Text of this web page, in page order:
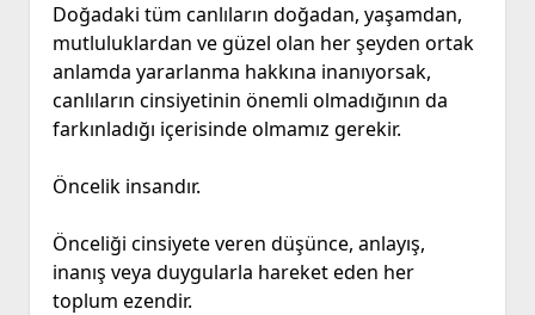
Doğadaki tüm canlıların doğadan, yaşamdan,
mutluluklardan ve güzel olan her şeyden ortak
anlamda yararlanma hakkına inanıyorsak,
canlıların cinsiyetinin önemli olmadığının da
farkınladığı içerisinde olmamız gerekir.
Öncelik insandır.
Önceliği cinsiyete veren düşünce, anlayış,
inanış veya duygularla hareket eden her
toplum ezendir.